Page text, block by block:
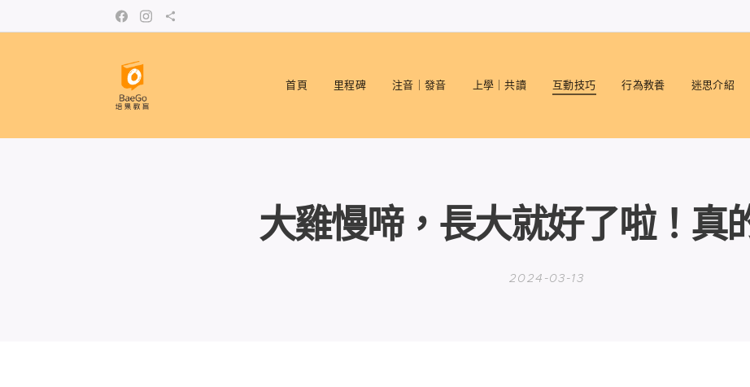
首頁 里程碑 注音｜發音 上學｜共讀 互動技巧 行為教養 迷思介紹
大雞慢啼，長大就好了啦！真
2024-03-13